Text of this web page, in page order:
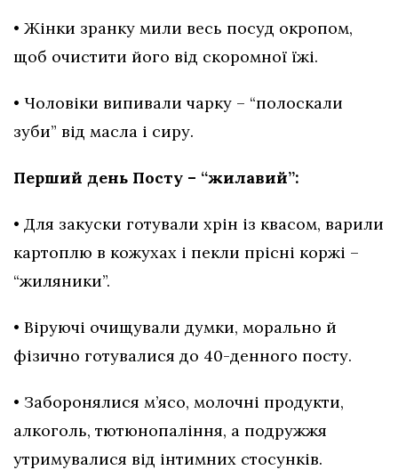
• Жінки зранку мили весь посуд окропом,
щоб очистити його від скоромної їжі.
• Чоловіки випивали чарку – “полоскали
зуби” від масла і сиру.
Перший день Посту – “жилавий”:
• Для закуски готували хрін із квасом, варили
картоплю в кожухах і пекли прісні коржі –
“жиляники”.
• Віруючі очищували думки, морально й
фізично готувалися до 40-денного посту.
• Заборонялися м’ясо, молочні продукти,
алкоголь, тютюнопаління, а подружжя
утримувалися від інтимних стосунків.